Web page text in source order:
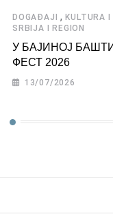
DOGAĐAJI ,KULTURA
SRBIJA I REGION
У БАЈИНОЈ
ФЕСТ 2026
13/07/2026